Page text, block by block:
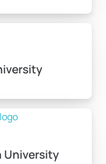
University